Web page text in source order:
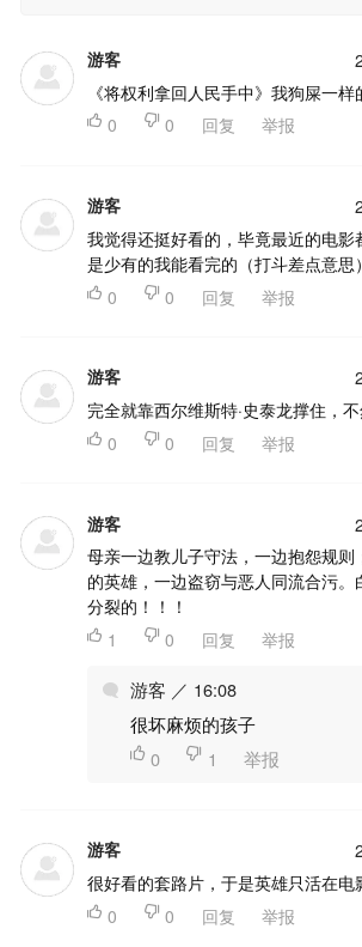
游客
《将权利拿回人民手中》我狗屎一
 0  0 回复 举报
游客
我觉得还挺好看的，毕竟最近的电
是少有的我能看完的（打斗差点意思）
 0  0 回复 举报
游客
完全就靠西尔维斯特·史泰龙撑住，
 0  0 回复 举报
游客
母亲一边教儿子守法，一边抱怨规则
的英雄，一边盗窃与恶人同流合污。
分裂的！！！
 1  0 回复 举报
游客 ／ 16:08
很坏麻烦的孩子
 0  1 举报
游客
很好看的套路片，于是英雄只活在电
 0  0 回复 举报